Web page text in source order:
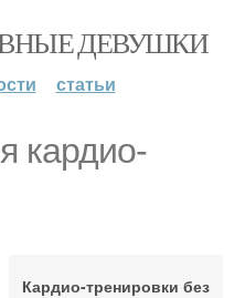
ДЕВУШКИ
статьи
кардио-
Кардио-тренировки без